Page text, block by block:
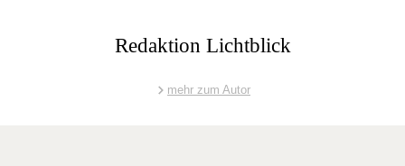
Redaktion Lichtblick
mehr zum Autor